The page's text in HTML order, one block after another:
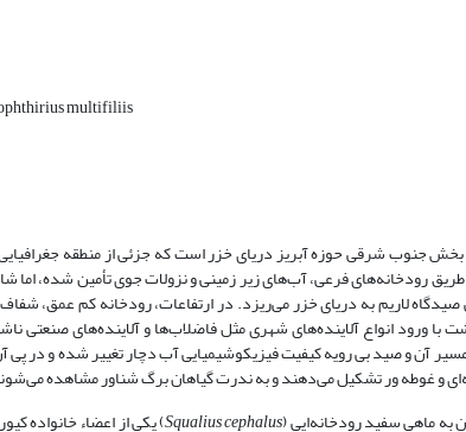
multifiliis
جنوب شرقی حوزه آبریز دریای خزر است که جزئی از منطقه
رودخانه‌های فرعی، آب‌های زیر زمینی و نزولات جوی تأمین شده،
لاریم به دریای خزر می‌ریزد. در ارتفاعات، رودخانه کم عمق،
با ورود انواع آلاینده‌های شهری مثل فاضلاب‌ها و آلاینده‌های
آن و صید بی رویه کیفیت فیزیکوشیمیایی آب دچار تغییر شده و در پی
و غوطه ور تشکیل می‌دهند و به ندرت گیاهان برگ شناور مشاهده می‌شوند
به ماهی سفید رودخانه‌ایی (Squalius cephalus) یکی از اعضاء خانواده